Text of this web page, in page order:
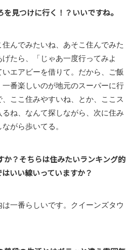
見つけに行く！？いいですね。
んでみたいね、あそこ住んでみた
たら、「じゃあ一度行ってみよ
エアビーを借りて。だから、ご飯
番楽しいのが地元のスーパーに行
ここ住みやすいね、とか、ここス
ね、なんて探しながら、次に住み
がら歩いてる。
？そちらは住みたいランキング的
いい線いっていますか？
一番らしいです。クイーンズタウ